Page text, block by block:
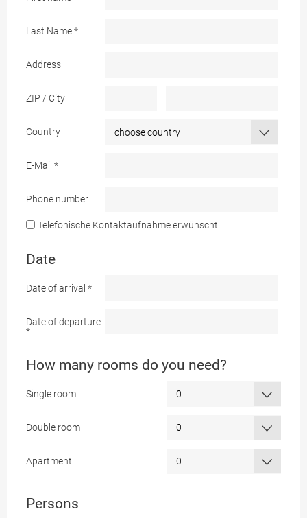
Last Name*
Address
ZIP / City
Country
E-Mail *
Phone number
Telefonische Kontaktaufnahme erwünscht
Date
Date of arrival *
Date of departure
*
How many rooms do you need?
Single room
Double room
Apartment
Persons